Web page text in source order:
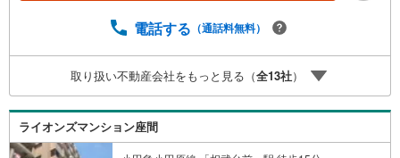
きりと保てるのが大きな魅力です。周辺環境も非常に恵ま
圏内と毎日の買い物にも困りません。都市近郊の利便性を
享受しながら、落ち着いた暮らしが叶います。不動産会社
独自の瑕疵保証が付いているため、購入後の安心感もひと
しおです。即入居可能ですので、年内のお引越しをご検討
の方にも最適です。機能性と心地よさが調和したこの場所
で、ぜひ理想の毎日を実現してください。
電話する （通話料無料）
取り扱い不動産会社をもっと見る（全13社）
ライオンズマンション座間